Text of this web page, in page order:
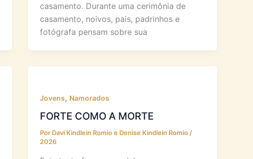
casamento. Durante uma cerimônia de
casamento, noivos, pais, padrinhos e
fotógrafa pensam sobre sua
Jovens, Namorados
FORTE COMO A MORTE
Por Davi Kindlein Romio e Denise Kindlein Romio/
2026